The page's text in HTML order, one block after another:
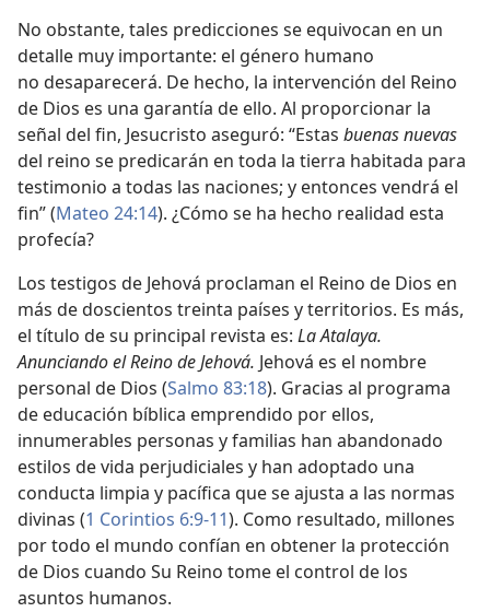
No obstante, tales predicciones se equivocan en un
detalle muy importante: el género humano
no desaparecerá. De hecho, la intervención del Reino
de Dios es una garantía de ello. Al proporcionar la
señal del fin, Jesucristo aseguró: “Estas buenas nuevas
del reino se predicarán en toda la tierra habitada para
testimonio a todas las naciones; y entonces vendrá el
fin” (Mateo 24:14). ¿Cómo se ha hecho realidad esta
profecía?
Los testigos de Jehová proclaman el Reino de Dios en
más de doscientos treinta países y territorios. Es más,
el título de su principal revista es: La Atalaya.
Anunciando el Reino de Jehová. Jehová es el nombre
personal de Dios (Salmo 83:18). Gracias al programa
de educación bíblica emprendido por ellos,
innumerables personas y familias han abandonado
estilos de vida perjudiciales y han adoptado una
conducta limpia y pacífica que se ajusta a las normas
divinas (1 Corintios 6:9-11). Como resultado, millones
por todo el mundo confían en obtener la protección
de Dios cuando Su Reino tome el control de los
asuntos humanos.